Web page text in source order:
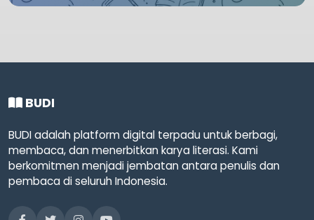
BUDI
BUDI adalah platform digital terpadu untuk berbagi,
membaca, dan menerbitkan karya literasi. Kami
berkomitmen menjadi jembatan antara penulis dan
pembaca di seluruh Indonesia.